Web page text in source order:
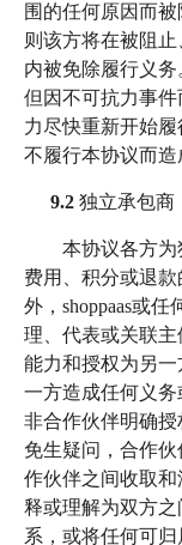
围的任何原因而
则该方将在被阻
内被免除履行义务
但因不可抗力事
力尽快重新开始
不履行本协议而造
9.2 独立承包商
本协议各方为
费用、积分或退
外，shoppaas或任
理、代表或关联主
能力和授权为另
一方造成任何义
非合作伙伴明确授
免生疑问，合作伙
作伙伴之间收取
释或理解为双方
系，或将任何可归